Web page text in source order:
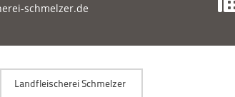
schmelzer.de